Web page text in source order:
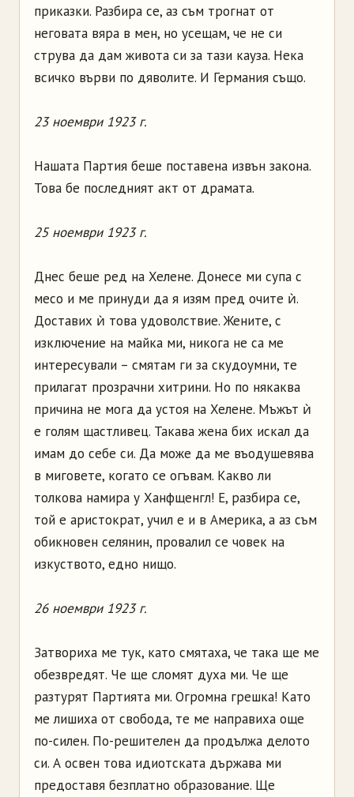
приказки. Разбира се, аз съм трогнат от
неговата вяра в мен, но усещам, че не си
струва да дам живота си за тази кауза. Нека
всичко върви по дяволите. И Германия също.
23 ноември 1923 г.
Нашата Партия беше поставена извън закона.
Това бе последният акт от драмата.
25 ноември 1923 г.
Днес беше ред на Хелене. Донесе ми супа с
месо и ме принуди да я изям пред очите ѝ.
Доставих ѝ това удоволствие. Жените, с
изключение на майка ми, никога не са ме
интересували – смятам ги за скудоумни, те
прилагат прозрачни хитрини. Но по някаква
причина не мога да устоя на Хелене. Мъжът ѝ
е голям щастливец. Такава жена бих искал да
имам до себе си. Да може да ме въодушевява
в миговете, когато се огъвам. Какво ли
толкова намира у Ханфщeнгл! Е, разбира се,
той е аристократ, учил е и в Америка, а аз съм
обикновен селянин, провалил се човек на
изкуството, едно нищо.
26 ноември 1923 г.
Затвориха ме тук, като смятаха, че така ще ме
обезвредят. Че ще сломят духа ми. Че ще
разтурят Партията ми. Огромна грешка! Като
ме лишиха от свобода, те ме направиха още
по-силен. По-решителен да продължа делото
си. А освен това идиотската държава ми
предоставя безплатно образование. Ще